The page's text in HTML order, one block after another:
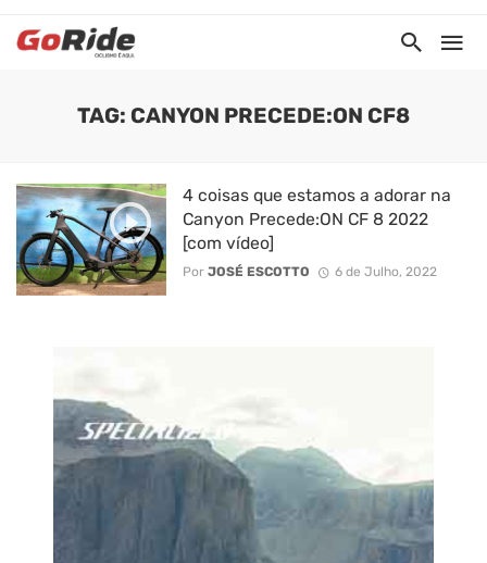
TAG: CANYON PRECEDE:ON CF8
4 coisas que estamos a adorar na
Canyon Precede:ON CF 8 2022
[com vídeo]
Por JOSÉ ESCOTTO 6 de Julho, 2022